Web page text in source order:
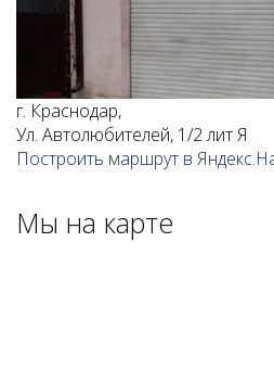
г. Краснодар,
Ул. Автолюбителей, 1/2 лит Я
Построить маршрут в
Мы на карте